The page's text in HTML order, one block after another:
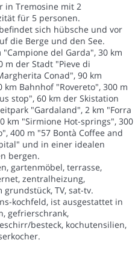
in Tremosine mit 2
für 5 personen.
sich hübsche und vor
die Berge und den See.
del Garda", 30 km
m der Stadt "Pieve di
Conad", 90 km
Bahnhof "Rovereto", 300 m
stop", 60 km der Skistation
"Gardaland", 2 km "Forra
km "Sirmione Hot-springs", 300
400 m "57 Bontà Coffee and
und in einer idealen
bergen.
gartenmöbel, terrasse,
zentralheizung,
TV, sat-tv.
kochfeld, ist ausgestattet in
gefrierschrank,
besteck, kochutensilien,